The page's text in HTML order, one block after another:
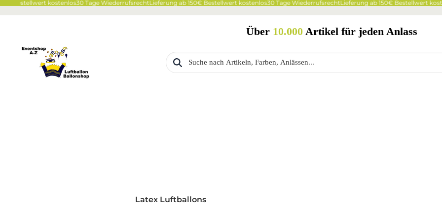
Bestellwert kostenlos30 Tage WiederrufsrechtLieferung ab 150€ Bestellwert kostenlos30 Tage WiederrufsrechtLieferung ab 150€ Bestellwert
Über 10.000Artikel für jeden Anlass
Latex Luftballons